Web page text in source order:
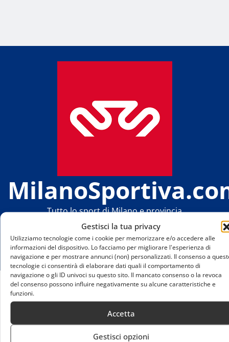
Gestisci la tua privacy
Utilizziamo tecnologie come i cookie per memorizzare e/o accedere alle
informazioni del dispositivo. Lo facciamo per migliorare l'esperienza di
navigazione e per mostrare annunci (non) personalizzati. Il consenso a
tecnologie ci consentirà di elaborare dati quali il comportamento di
navigazione o gli ID univoci su questo sito. Il mancato consenso o la revoca
del consenso possono influire negativamente su alcune caratteristiche e
funzioni.
Accetta
Gestisci opzioni
Tutto lo sport di Milano e provincia
Home